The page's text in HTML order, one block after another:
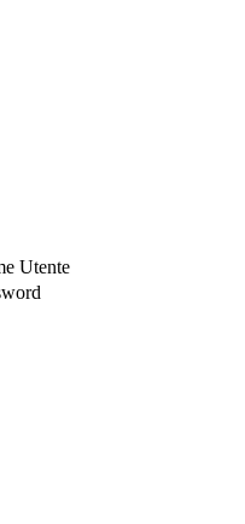
Utente